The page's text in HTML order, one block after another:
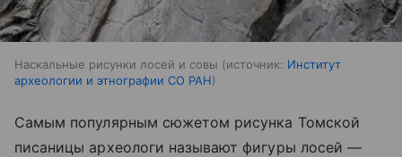
Наскальные рисунки лосей и совы источник: Институт
археологии и этнографии СО РАН
Самым популярным сюжетом рисунка Томской
писаницы археологи называют фигуры лосей —